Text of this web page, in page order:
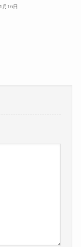
月16日